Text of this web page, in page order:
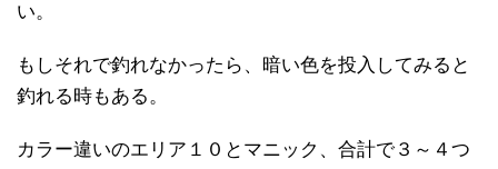
い。
もしそれで釣れなかったら、暗い色を投入してみると
釣れる時もある。
カラー違いのエリア１０とマニック、合計で３～４つ